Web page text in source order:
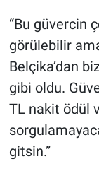
“Bu güvercin
görülebilir
Belçika’dan
gibi oldu.
TL nakit ödül
gitsin.”